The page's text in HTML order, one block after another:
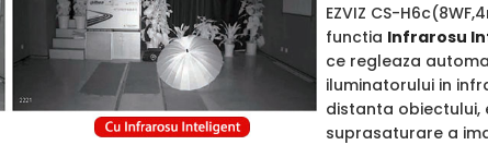
EZVIZ CS-
functia Infrarosu
ce regleaza
iluminatorului in
distanta obiectului,
suprasaturare a